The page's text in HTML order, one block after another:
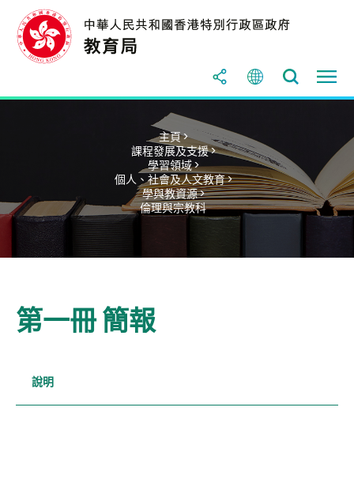
主頁 >
課程發展及支援 >
學習領域 >
個人、社會及人文教育 >
學與教資源 >
倫理與宗教科
第一冊 簡報
說明